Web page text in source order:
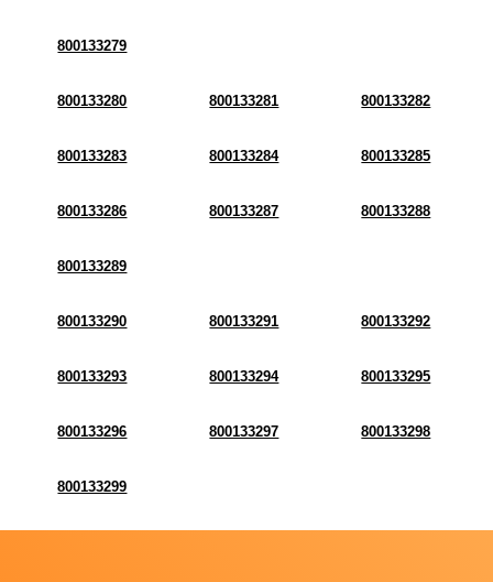
800133279
800133280 800133281 800133282
800133283 800133284 800133285
800133286 800133287 800133288
800133289
800133290 800133291 800133292
800133293 800133294 800133295
800133296 800133297 800133298
800133299